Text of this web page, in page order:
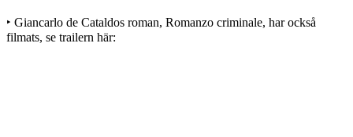
‣ Giancarlo de Cataldos roman, Romanzo criminale, har också
filmats, se trailern här: